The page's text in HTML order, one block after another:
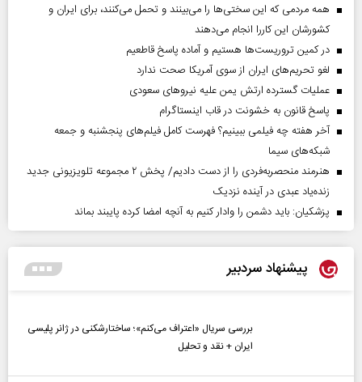
همه مردمی که این سختی‌ها را می‌بینند و تحمل می‌کنند، برای ایران و
کشورشان این کاررا انجام می‌دهند
در کمین تروریست‌ها هستیم و آماده پاسخ قاطعیم
لغو تحریم‌های ایران از سوی آمریکا صحت ندارد
عملیات گسترده ارتش یمن علیه نیروهای سعودی
پاسخ قانون به خشونت در قاب اینستاگرام
آخر هفته چه فیلمی ببینیم؟ فهرست کامل فیلم‌های پنجشنبه و جمعه
شبکه‌های سیما
هنرمند منحصر‌به‌فردی را از دست دادیم/ پخش ۲ مجموعه تلویزیونی جدید
زنده‌یاد عبدی در آینده نزدیک
پزشکیان: باید دشمن را وادار کنیم به آنچه امضا کرده پایبند بماند
پیشنهاد سردبیر
بررسی سریال «اعتراف می‌کنم»؛ ساختارشکنی در ژانر پلیسی
ایران + نقد و تحلیل